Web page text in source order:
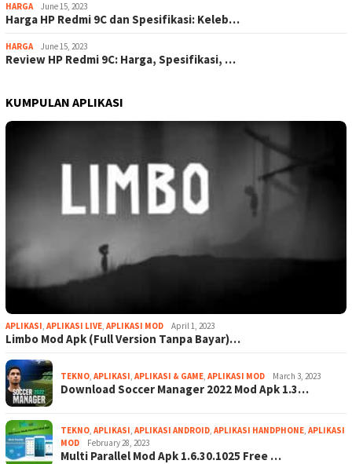
HARGA June 15, 2023
Harga HP Redmi 9C dan Spesifikasi: Keleb…
HARGA June 15, 2023
Review HP Redmi 9C: Harga, Spesifikasi, …
KUMPULAN APLIKASI
APLIKASI, APLIKASI LIVE, APLIKASI MOD April 1, 2023
Limbo Mod Apk (Full Version Tanpa Bayar)…
TEKNO, APLIKASI, APLIKASI & GAME, APLIKASI MOD March 3, 2023
Download Soccer Manager 2022 Mod Apk 1.3…
TEKNO, APLIKASI, APLIKASI ANDROID, APLIKASI HANDPHONE, APLIKASI
MOD
February 28, 2023
Multi Parallel Mod Apk 1.6.30.1025 Free …